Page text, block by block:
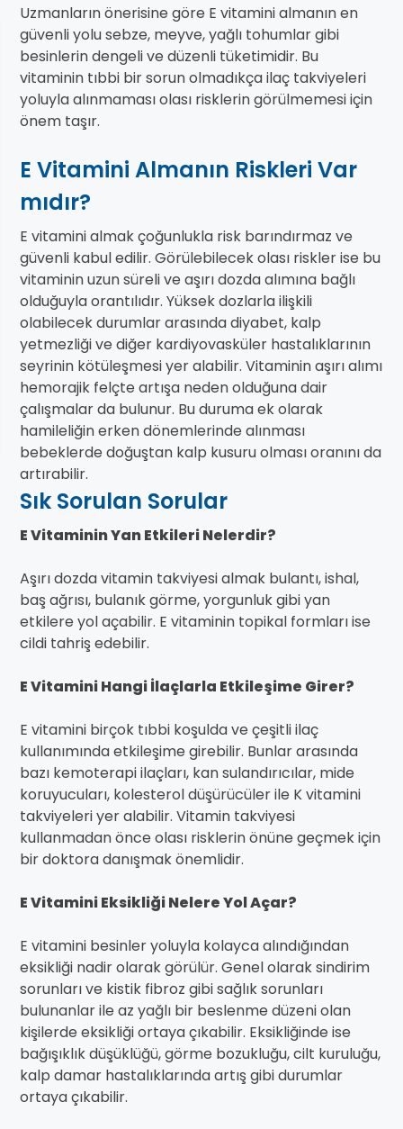
Uzmanların önerisine göre E vitamini almanın en
güvenli yolu sebze, meyve, yağlı tohumlar gibi
besinlerin dengeli ve düzenli tüketimidir. Bu
vitaminin tıbbi bir sorun olmadıkça ilaç takviyeleri
yoluyla alınmaması olası risklerin görülmemesi için
önem taşır.
E Vitamini Almanın Riskleri Var
mıdır?
E vitamini almak çoğunlukla risk barındırmaz ve
güvenli kabul edilir. Görülebilecek olası riskler ise bu
vitaminin uzun süreli ve aşırı dozda alımına bağlı
olduğuyla orantılıdır. Yüksek dozlarla ilişkili
olabilecek durumlar arasında diyabet, kalp
yetmezliği ve diğer kardiyovasküler hastalıklarının
seyrinin kötüleşmesi yer alabilir. Vitaminin aşırı alımı
hemorajik felçte artışa neden olduğuna dair
çalışmalar da bulunur. Bu duruma ek olarak
hamileliğin erken dönemlerinde alınması
bebeklerde doğuştan kalp kusuru olması oranını da
artırabilir.
Sık Sorulan Sorular
E Vitaminin Yan Etkileri Nelerdir?
Aşırı dozda vitamin takviyesi almak bulantı, ishal,
baş ağrısı, bulanık görme, yorgunluk gibi yan
etkilere yol açabilir. E vitaminin topikal formları ise
cildi tahriş edebilir.
E Vitamini Hangi İlaçlarla Etkileşime Girer?
E vitamini birçok tıbbi koşulda ve çeşitli ilaç
kullanımında etkileşime girebilir. Bunlar arasında
bazı kemoterapi ilaçları, kan sulandırıcılar, mide
koruyucuları, kolesterol düşürücüler ile K vitamini
takviyeleri yer alabilir. Vitamin takviyesi
kullanmadan önce olası risklerin önüne geçmek için
bir doktora danışmak önemlidir.
E Vitamini Eksikliği Nelere Yol Açar?
E vitamini besinler yoluyla kolayca alındığından
eksikliği nadir olarak görülür. Genel olarak sindirim
sorunları ve kistik fibroz gibi sağlık sorunları
bulunanlar ile az yağlı bir beslenme düzeni olan
kişilerde eksikliği ortaya çıkabilir. Eksikliğinde ise
bağışıklık düşüklüğü, görme bozukluğu, cilt kuruluğu,
kalp damar hastalıklarında artış gibi durumlar
ortaya çıkabilir.